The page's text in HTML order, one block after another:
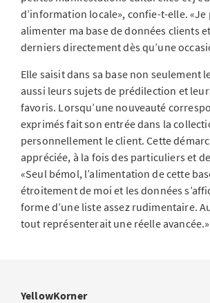
d’information locale», confie-t-elle. «Je
alimenter ma base de données clients
derniers directement dès qu’une
Elle saisit dans sa base non seulement
aussi leurs sujets de prédilection et
favoris. Lorsqu’une nouveauté
exprimés fait son entrée dans la
personnellement le client. Cette
appréciée, à la fois des particuliers et
«Seul bémol, l’alimentation de cette
étroitement de moi et les données
forme d’une liste assez rudimentaire.
tout représenterait une réelle avancée.»
YellowKorner